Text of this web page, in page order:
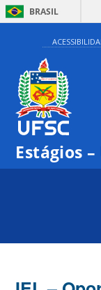
BRASIL
Estágios